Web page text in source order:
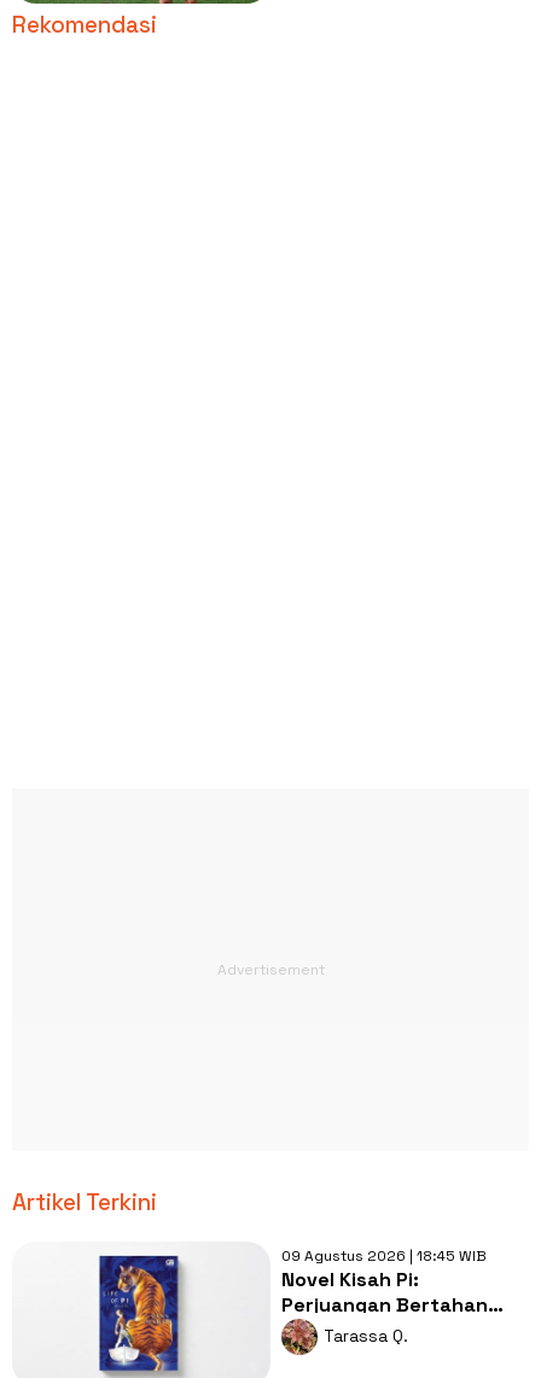
Rekomendasi
Artikel Terkini
09 Agustus 2026 | 18:45 WIB
Novel Kisah Pi:
Perjuangan Bertahan
Hidup Bersama Harimau
di Tengah Laut
Tarassa Q.